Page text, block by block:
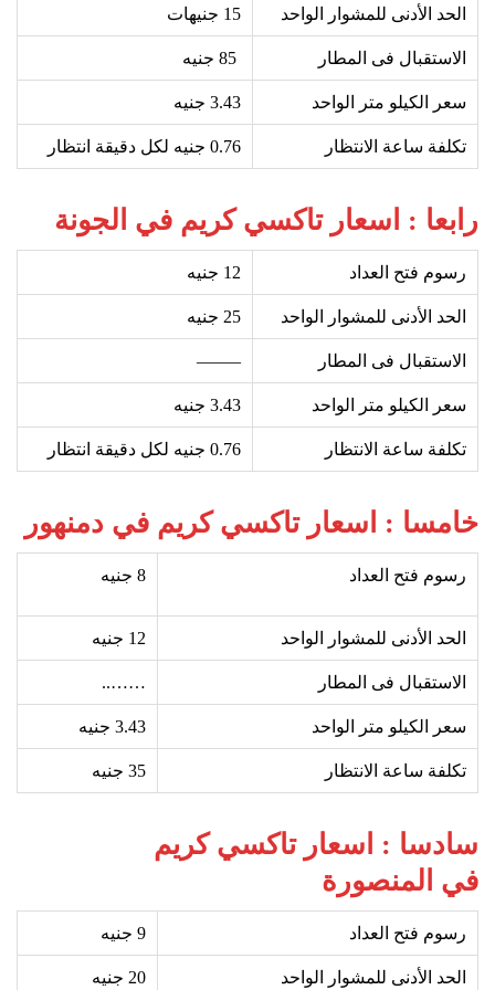
الحد الأدنى للمشوار الواحد 15 جنيهات
الاستقبال فى المطار 85 جنيه
سعر الكيلو متر الواحد 3.43 جنيه
تكلفة ساعة الانتظار 0.76 جنيه لكل دقيقة انتظار
رابعا : اسعار تاكسي كريم في الجونة
رسوم فتح العداد 12 جنيه
الحد الأدنى للمشوار الواحد 25 جنيه
الاستقبال فى المطار ——–
سعر الكيلو متر الواحد 3.43 جنيه
تكلفة ساعة الانتظار 0.76 جنيه لكل دقيقة انتظار
خامسا : اسعار تاكسي كريم في دمنهور
رسوم فتح العداد 8 جنيه
الحد الأدنى للمشوار الواحد 12 جنيه
الاستقبال فى المطار ……..
سعر الكيلو متر الواحد 3.43 جنيه
تكلفة ساعة الانتظار 35 جنيه
سادسا : اسعار تاكسي كريم
في المنصورة
رسوم فتح العداد 9 جنيه
الحد الأدنى للمشوار الواحد 20 جنيه